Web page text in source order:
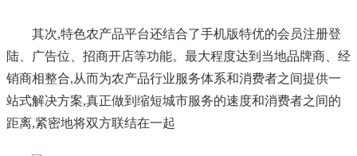
其次,特色农产品平台还结合了手机版特优的会员注册登
陆、广告位、招商开店等功能。最大程度达到当地品牌商、经
销商相整合,从而为农产品行业服务体系和消费者之间提供一
站式解决方案,真正做到缩短城市服务的速度和消费者之间的
距离,紧密地将双方联结在一起